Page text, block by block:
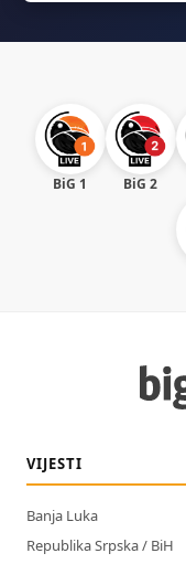
BiG 1 BiG 2
VIJESTI
Banja Luka
Republika Srpska / BiH